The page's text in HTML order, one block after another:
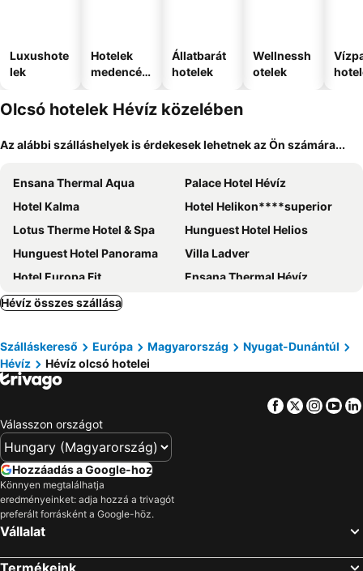
Luxushote
lek
Hotelek
medencév
Állatbarát
hotelek
Wellnessh
otelek
Olcsó hotelek Hévíz közelében
Az alábbi szálláshelyek is érdekesek lehetnek az Ön számára...
Ensana Thermal Aqua
Palace Hotel Hévíz
Hotel Kalma
Hotel Helikon****superior
Lotus Therme Hotel & Spa
Hunguest Hotel Helios
Hunguest Hotel Panorama
Villa Ladver
Hotel Europa Fit
Ensana Thermal Hévíz
Majerik Hotel
Abbázia Club Hotel Kék
Hotel Fit Hévíz
Kehida Termál Resort & Spa
Arkánum Hotel
Hotel Carbona Thermal Spa
Holiday Club Apartman Hotel
Amira Boutique Hotel Hévíz Wellness & Spa
Flora Villa
Zenit Hotel Balaton
Kristály Hotel
Zsanett Hotel
Zoldhaz Bio Panzio
Hotel Napsugár
Hotel Zena Beauty & Shopping Center
Hévíz összes szállása
Szálláskereső Európa Magyarország
Nyugat-Dunántúl
Hévíz
Hévíz olcsó hotelei
Facebook
Twitter
Válasszon országot
Hozzáadás a Google-hoz
Könnyen megtalálhatja
eredményeinket: adja hozzá a trivagót
preferált forrásként a Google-höz.
Vállalat
Termékeink